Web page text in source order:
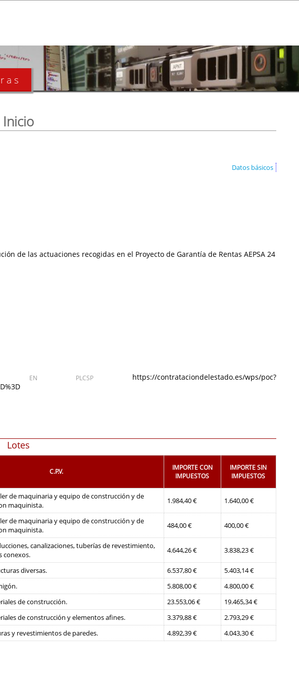
Inicio
Datos básicos
de las actuaciones recogidas en el Proyecto de Garantía de Rentas AEPSA 24
EN PLCSP
https://contrataciondelestado.es/wps/poc?
Lotes
C.P.V.
IMPORTE CON
IMPUESTOS
IMPORTE SIN
IMPUESTOS
de maquinaria y equipo de construcción y de
maquinista.
1.984,40 € 1.640,00 €
de maquinaria y equipo de construcción y de
maquinista.
484,00 € 400,00 €
canalizaciones, tuberías de revestimiento,
conexos.
4.644,26 € 3.838,23 €
diversas. 6.537,80 €
5.403,14 €
5.808,00 €
4.800,00 €
de construcción. 23.553,06 €
19.465,34 €
de construcción y elementos afines. 3.379,88 €
2.793,29 €
y revestimientos de paredes. 4.892,39 € 4.043,30 €